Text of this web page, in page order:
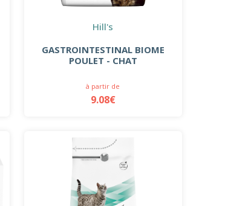
Hill's
GASTROINTESTINAL BIOME
POULET - CHAT
à partir de
9.08€